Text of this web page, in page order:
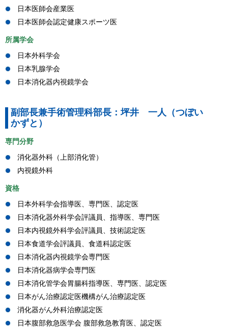
日本医師会産業医
日本医師会認定健康スポーツ医
所属学会
日本外科学会
日本乳腺学会
日本消化器内視鏡学会
副部長兼手術管理科部長：坪井 一人（つぼい
かずと）
専門分野
消化器外科（上部消化管）
内視鏡外科
資格
日本外科学会指導医、専門医、認定医
日本消化器外科学会評議員、指導医、専門医
日本内視鏡外科学会評議員、技術認定医
日本食道学会評議員、食道科認定医
日本消化器内視鏡学会専門医
日本消化器病学会専門医
日本消化管学会胃腸科指導医、専門医、認定医
日本がん治療認定医機構がん治療認定医
消化器がん外科治療認定医
日本腹部救急医学会 腹部救急教育医、認定医